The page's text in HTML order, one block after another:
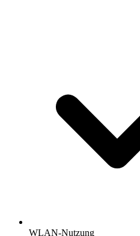
WLAN-Nutzung